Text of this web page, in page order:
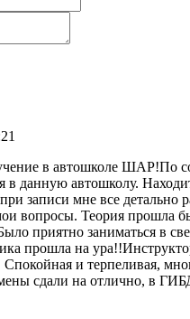
в автошколе ШАР!По
в данную автошколу.
записи мне все детально
вопросы. Теория прошла
приятно заниматься в
прошла на
Спокойная и терпеливая,
сдали на отлично, в